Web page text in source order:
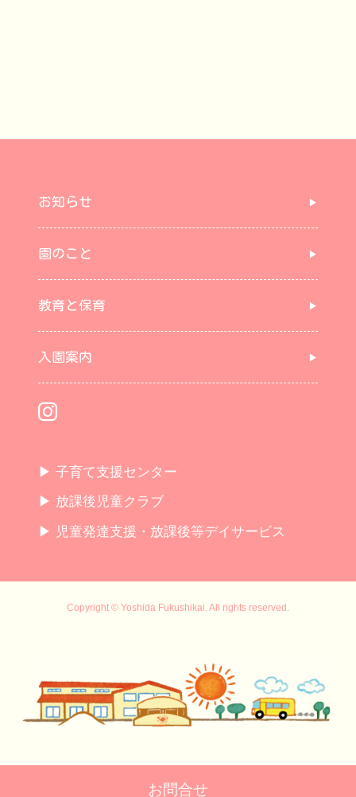
お知らせ
園のこと
教育と保育
入園案内
▶ 子育て支援センター
▶ 放課後児童クラブ
▶ 児童発達支援・放課後等デイサービス
Copyright © Yoshida Fukushikai. All rights reserved.
お問合せ